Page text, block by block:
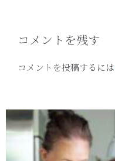
コメントを残す
コメントを投稿するには